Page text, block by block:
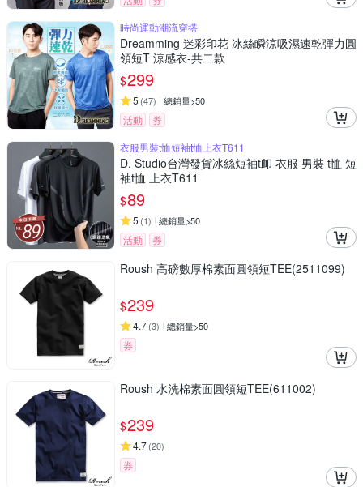
時尚運動潮流穿搭
Dreamming 迷彩印花 冰絲瞬涼吸濕速乾彈力圓
領短T 涼感衣-共二款
$299
5 (47) 總銷量>50
活動
券
衣服男裝t恤短袖t恤上衣T611
D. Studio台灣發貨冰絲短袖t卹 衣服 男裝 t恤 短
袖t恤 上衣T611
$89
5 (1) 總銷量>50
活動 券
Roush 高磅數厚棉素面圓領短TEE(2511099)
$239
4.7(3) 總銷量>50
券
Roush 水洗棉素面圓領短TEE(611002)
$239
4.7(20)
券